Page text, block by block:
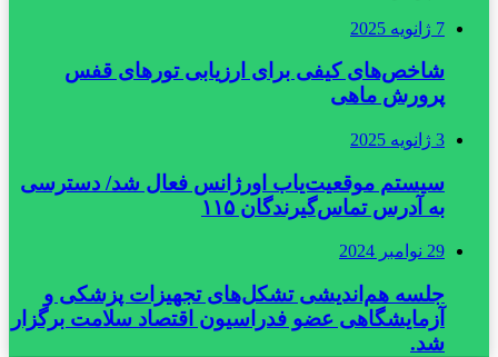
7 ژانویه 2025
شاخص‌های کیفی برای ارزیابی تورهای قفس
پرورش ماهی
3 ژانویه 2025
سیستم موقعیت‌یاب اورژانس فعال شد/ دسترسی
به آدرس تماس‌گیرندگان ۱۱۵
29 نوامبر 2024
جلسه هم‌اندیشی تشکل‌های تجهیزات پزشکی و
آزمایشگاهی عضو فدراسیون اقتصاد سلامت برگزار
شد.